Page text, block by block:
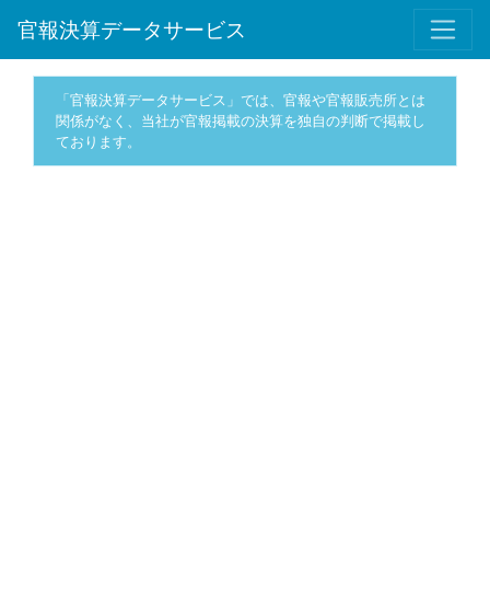
官報決算データサービス
「官報決算データサービス」では、官報や官報販売所とは
関係がなく、当社が官報掲載の決算を独自の判断で掲載し
ております。